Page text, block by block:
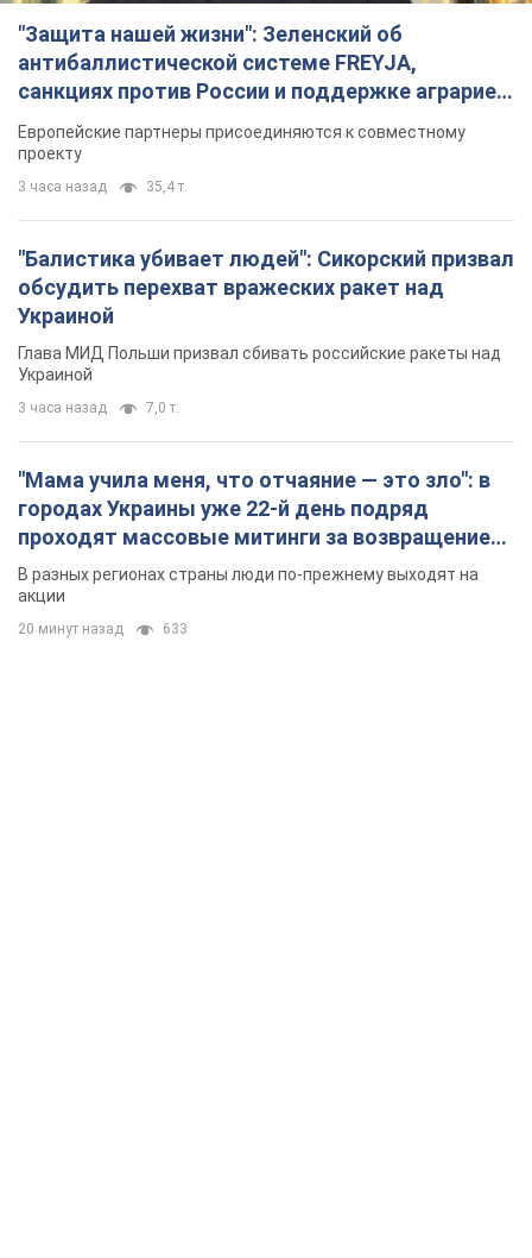
"Защита нашей жизни": Зеленский об
антибаллистической системе FREYJA,
санкциях против России и поддержке аграриев.
Видео
Европейские партнеры присоединяются к совместному
проекту
3 часа назад 35,4 т.
"Балистика убивает людей": Сикорский призвал
обсудить перехват вражеских ракет над
Украиной
Глава МИД Польши призвал сбивать российские ракеты над
Украиной
3 часа назад 7,0 т.
"Мама учила меня, что отчаяние — это зло": в
городах Украины уже 22-й день подряд
проходят массовые митинги за возвращение
Федорова. Фото и видео
В разных регионах страны люди по-прежнему выходят на
акции
20 минут назад 633